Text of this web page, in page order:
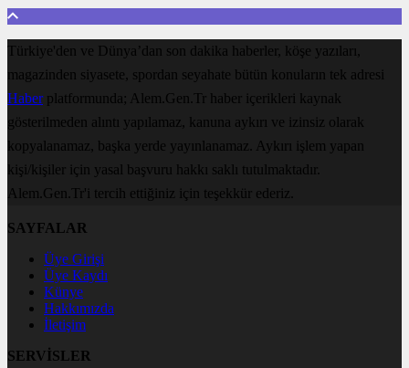
Türkiye'den ve Dünya’dan son dakika haberler, köşe yazıları,
magazinden siyasete, spordan seyahate bütün konuların tek adresi
Haberplatformunda; Alem.Gen.Tr haber içerikleri kaynak
gösterilmeden alıntı yapılamaz, kanuna aykırı ve izinsiz olarak
kopyalanamaz, başka yerde yayınlanamaz. Aykırı işlem yapan
kişi/kişiler için yasal başvuru hakkı saklı tutulmaktadır.
Alem.Gen.Tr'i tercih ettiğiniz için teşekkür ederiz.
SAYFALAR
Üye Girişi
Üye Kaydı
Künye
Hakkımızda
İletişim
SERVİSLER